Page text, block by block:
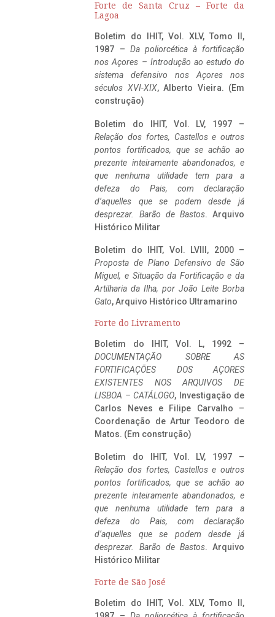
Forte de Santa Cruz – Forte da
Lagoa
Boletim do IHIT, Vol. XLV, Tomo II,
1987 – Da poliorcética à fortificação
nos Açores – Introdução ao estudo do
sistema defensivo nos Açores nos
séculos XVI-XIX, Alberto Vieira. (Em
construção)
Boletim do IHIT, Vol. LV, 1997 –
Relação dos fortes, Castellos e outros
pontos fortificados, que se achão ao
prezente inteiramente abandonados, e
que nenhuma utilidade tem para a
defeza do Pais, com declaração
d’aquelles que se podem desde já
desprezar. Barão de Bastos. Arquivo
Histórico Militar
Boletim do IHIT, Vol. LVIII, 2000 –
Proposta de Plano Defensivo de São
Miguel, e Situação da Fortificação e da
Artilharia da Ilha, por João Leite Borba
Gato, Arquivo Histórico Ultramarino
Forte do Livramento
Boletim do IHIT, Vol. L, 1992 –
DOCUMENTAÇÃO SOBRE AS
FORTIFICAÇÕES DOS AÇORES
EXISTENTES NOS ARQUIVOS DE
LISBOA – CATÁLOGO, Investigação de
Carlos Neves e Filipe Carvalho –
Coordenação de Artur Teodoro de
Matos. (Em construção)
Boletim do IHIT, Vol. LV, 1997 –
Relação dos fortes, Castellos e outros
pontos fortificados, que se achão ao
prezente inteiramente abandonados, e
que nenhuma utilidade tem para a
defeza do Pais, com declaração
d’aquelles que se podem desde já
desprezar. Barão de Bastos. Arquivo
Histórico Militar
Forte de São José
Boletim do IHIT, Vol. XLV, Tomo II,